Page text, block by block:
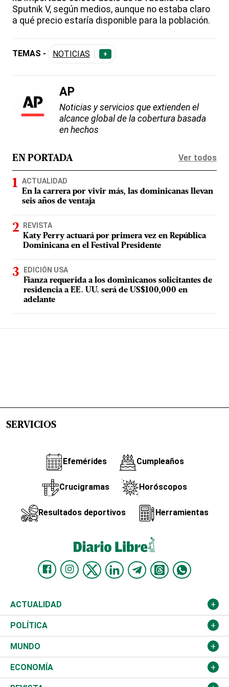
Sputnik V, según medios, aunque no estaba claro
a qué precio estaría disponible para la población.
TEMAS - NOTICIAS +
AP
Noticias y servicios que extienden el
alcance global de la cobertura basada
en hechos
EN PORTADA Ver todos
ACTUALIDAD
En la carrera por vivir más, las dominicanas llevan
seis años de ventaja
REVISTA
Katy Perry actuará por primera vez en República
Dominicana en el Festival Presidente
EDICIÓN USA
Fianza requerida a los dominicanos solicitantes de
residencia a EE. UU. será de US$100,000 en
adelante
SERVICIOS
Efemérides Cumpleaños
Crucigramas Horóscopos
Resultados deportivos Herramientas
ACTUALIDAD
Nacional
Ciudad
Educación
POLÍTICA
Partidos
JCE
MUNDO
Estados Unidos
ECONOMÍA